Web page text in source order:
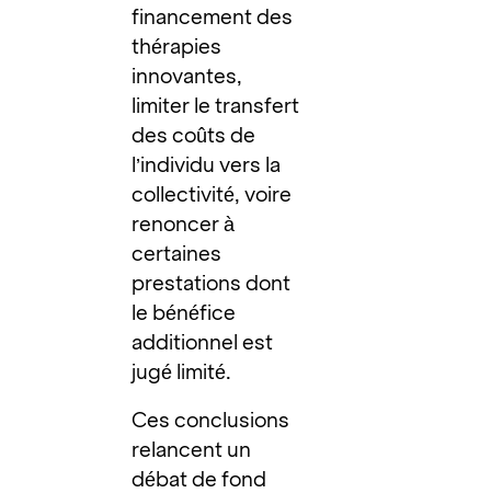
financement des
thérapies
innovantes,
limiter le transfert
des coûts de
l’individu vers la
collectivité, voire
renoncer à
certaines
prestations dont
le bénéfice
additionnel est
jugé limité.
Ces conclusions
relancent un
débat de fond